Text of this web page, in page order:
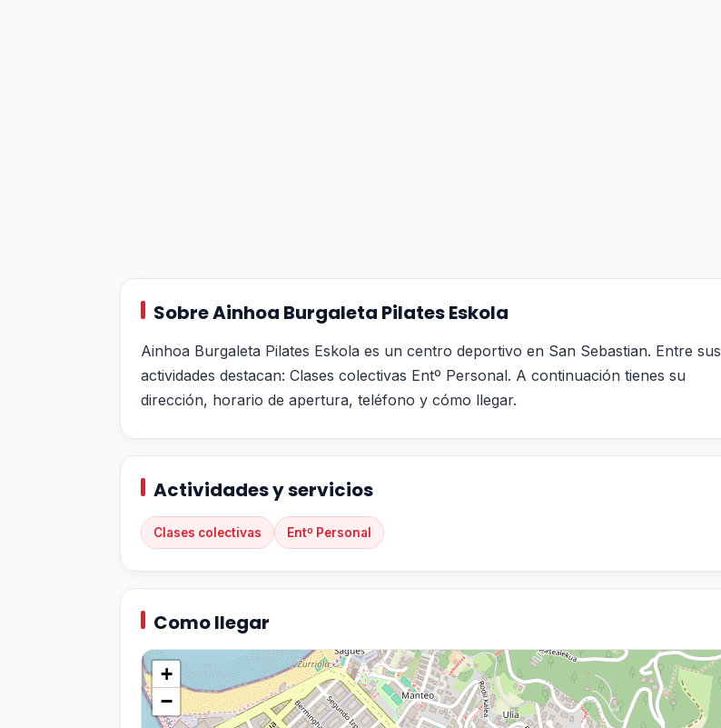
Sobre Ainhoa Burgaleta Pilates Eskola
Ainhoa Burgaleta Pilates Eskola es un centro deportivo en San Sebastian. Entre sus
actividades destacan: Clases colectivas Entº Personal. A continuación tienes su
dirección, horario de apertura, teléfono y cómo llegar.
Actividades y servicios
Clases colectivas Entº Personal
Como llegar
+
−